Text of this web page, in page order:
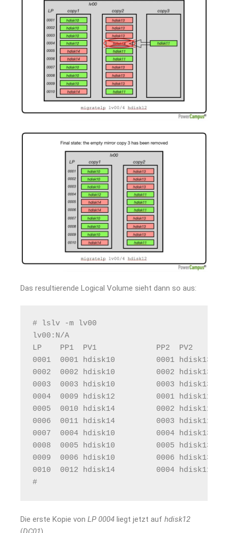
Das resultierende Logical Volume sieht dann so aus:
# lslv -m lv00
lv00:N/A
LP    PP1  PV1             PP2  PV2
0001  0001 hdisk10         0001
0002  0002 hdisk10         0002
0003  0003 hdisk10         0003
0004  0009 hdisk12         0001
0005  0010 hdisk14         0002
0006  0011 hdisk14         0003
0007  0004 hdisk10         0004
0008  0005 hdisk10         0005
0009  0006 hdisk10         0006
0010  0012 hdisk14
#
Die erste Kopie von LP 0004 liegt jetzt auf hdisk12